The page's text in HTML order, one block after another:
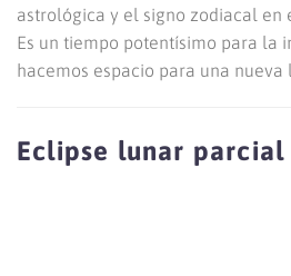
astrológica y el signo zodiacal
Es un tiempo potentísimo para la
hacemos espacio para una nueva
Eclipse lunar parcial